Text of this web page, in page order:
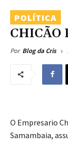
POLÍTICA
CHICÃO
Por Blog da Cris
O Empresario
Samambaia,